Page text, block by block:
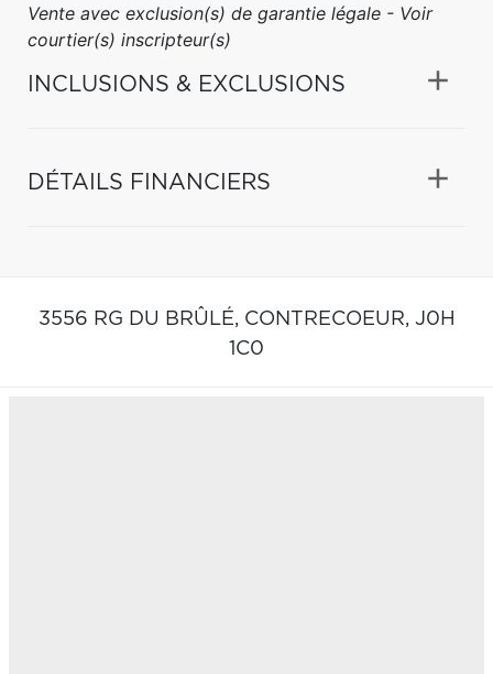
Vente avec exclusion(s) de garantie légale - Voir
courtier(s) inscripteur(s)
INCLUSIONS & EXCLUSIONS
DÉTAILS FINANCIERS
3556 RG DU BRÛLÉ, CONTRECOEUR, J0H
1C0